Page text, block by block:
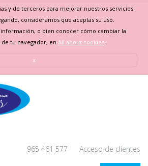
y de terceros para mejorar nuestros servicios.
consideramos que aceptas su uso.
o bien conocer cómo cambiar la
tu navegador, en All about cookies.
x
965 461 577 Acceso de clientes